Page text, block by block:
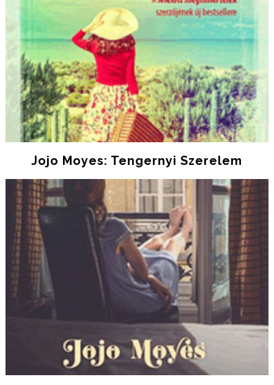
Jojo Moyes: Tengernyi Szerelem